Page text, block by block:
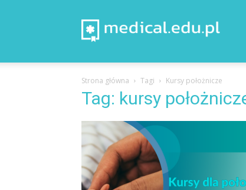
–
Aktualności
Strona główna Tagi Kursy położnicze
Tag: kursy